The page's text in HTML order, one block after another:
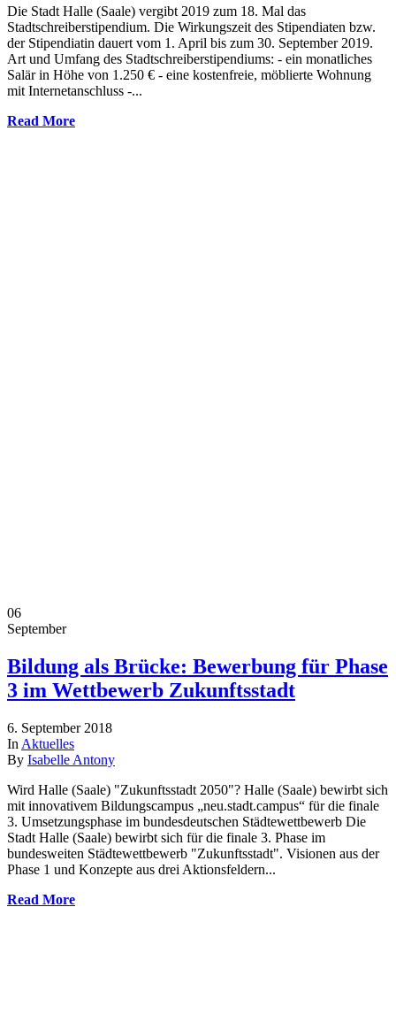
Die Stadt Halle (Saale) vergibt 2019 zum 18. Mal das
Stadtschreiberstipendium. Die Wirkungszeit des Stipendiaten bzw.
der Stipendiatin dauert vom 1. April bis zum 30. September 2019.
Art und Umfang des Stadtschreiberstipendiums: - ein monatliches
Salär in Höhe von 1.250 € - eine kostenfreie, möblierte Wohnung
mit Internetanschluss -...
Read More
06
September
Bildung als Brücke: Bewerbung für Phase
3 im Wettbewerb Zukunftsstadt
6. September 2018
In Aktuelles
By Isabelle Antony
Wird Halle (Saale) "Zukunftsstadt 2050"? Halle (Saale) bewirbt sich
mit innovativem Bildungscampus „neu.stadt.campus“ für die finale
3. Umsetzungsphase im bundesdeutschen Städtewettbewerb Die
Stadt Halle (Saale) bewirbt sich für die finale 3. Phase im
bundesweiten Städtewettbewerb "Zukunftsstadt". Visionen aus der
Phase 1 und Konzepte aus drei Aktionsfeldern...
Read More